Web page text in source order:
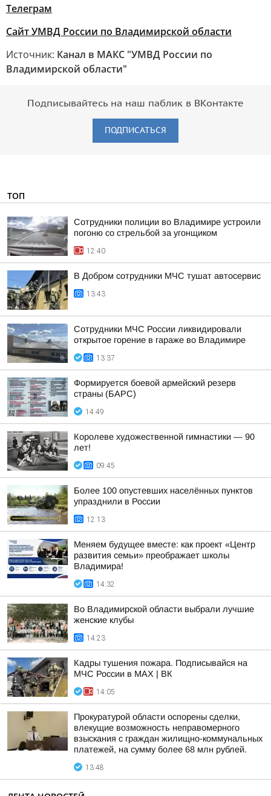
Телеграм
Сайт УМВД России по Владимирской области
Источник: Канал в МАКС "УМВД России по
Владимирской области"
Подписывайтесь на наш паблик в ВКонтакте
ПОДПИСАТЬСЯ
ТОП
Сотрудники полиции во Владимире устроили
погоню со стрельбой за угонщиком
12:40
В Добром сотрудники МЧС тушат автосервис
13:43
Сотрудники МЧС России ликвидировали
открытое горение в гараже во Владимире
13:37
Формируется боевой армейский резерв
страны (БАРС)
14:49
Королеве художественной гимнастики — 90
лет!
09:45
Более 100 опустевших населённых пунктов
упразднили в России
12:13
Меняем будущее вместе: как проект «Центр
развития семьи» преображает школы
Владимира!
14:32
Во Владимирской области выбрали лучшие
женские клубы
14:23
Кадры тушения пожара. Подписывайся на
МЧС России в MAX | ВК
14:05
Прокуратурой области оспорены сделки,
влекущие возможность неправомерного
взыскания с граждан жилищно-коммунальных
платежей, на сумму более 68 млн рублей.
13:48